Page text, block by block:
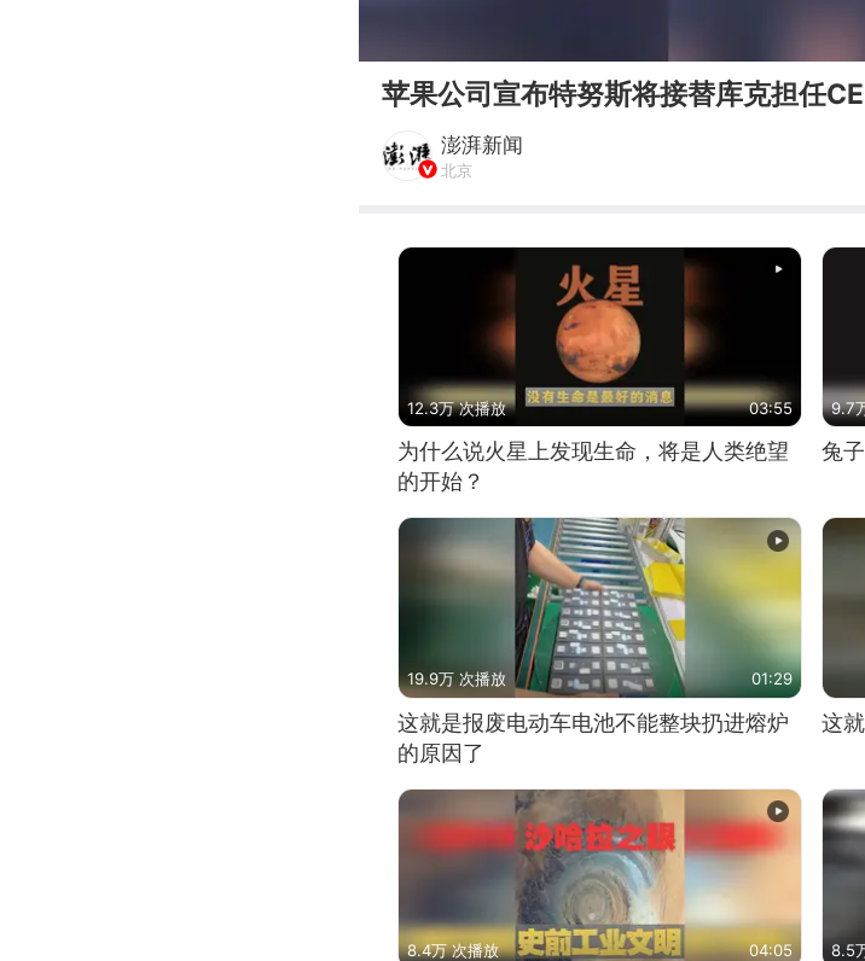
苹果公司宣布特努斯将接替库克担任
澎湃新闻
北京
12.3万 次播放 03:55
为什么说火星上发现生命，将是人类绝望
的开始？
9.7
兔
19.9万 次播放 01:29
这就是报废电动车电池不能整块扔进熔炉
的原因了
这
8.4万 次播放 04:05 8.5